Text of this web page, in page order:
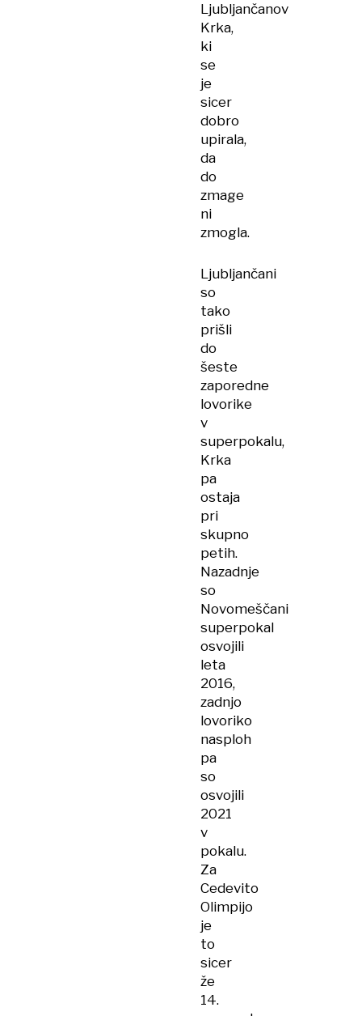
Ljubljančanov
Krka,
ki
se
je
sicer
dobro
upirala,
da
do
zmage
ni
zmogla.
Ljubljančani
so
tako
prišli
do
šeste
zaporedne
lovorike
v
superpokalu,
Krka
pa
ostaja
pri
skupno
petih.
Nazadnje
so
Novomeščani
superpokal
osvojili
leta
2016,
zadnjo
lovoriko
nasploh
pa
so
osvojili
2021
v
pokalu.
Za
Cedevito
Olimpijo
je
to
sicer
že
14.